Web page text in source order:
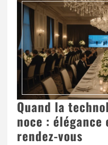
Quand la
noce :
rendez-vous